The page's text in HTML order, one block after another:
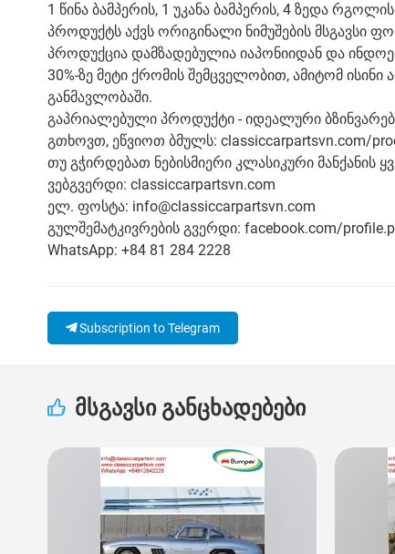
1 წინა ბამპერის, 1 უკანა ბამპერის, 4 ზედა
პროდუქტს აქვს ორიგინალი ნიმუშების მსგავსი
პროდუქცია დამზადებულია იაპონიიდან და
30%-ზე მეტი ქრომის შემცველობით, ამიტომ
განმავლობაში.
გაპრიალებული პროდუქტი - იდეალური
გთხოვთ, ეწვიოთ ბმულს: classiccarpartsvn.com/
თუ გჭირდებათ ნებისმიერი კლასიკური მანქანის
ვებგვერდი: classiccarpartsvn.com
ელ. ფოსტა: info@classiccarpartsvn.com
გულშემატკივრების გვერდი: facebook.com/
WhatsApp: +84 81 284 2228
Subscription to Telegram
მსგავსი განცხადებები